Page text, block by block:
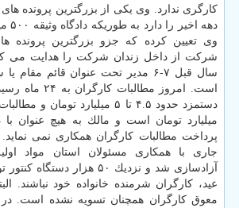
كارگری ندارد. وی یكی از بزرگترین پرونده
وی تعیین كرده كه جزو بزرگترین پرونده
شركت از داخل زندان شركت را هدایت می
سال قبل ۷-۶ مدیر تحت عنوان قائم
است. امروز
میلیارد تومان است و مالك به هیچ عنوان با
جاری با همكاری مسئولان استان مواد
آزادسازی شد و نزدیك ۵۰ هزار
معوق كارگران همچنان تسویه نشده است. در